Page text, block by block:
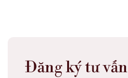
Đăng ký tư vấn